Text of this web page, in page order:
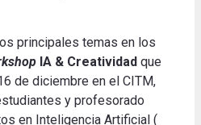
principales temas en los
IA & Creatividad que
de diciembre en el CITM,
y profesorado
en Inteligencia Artificial (